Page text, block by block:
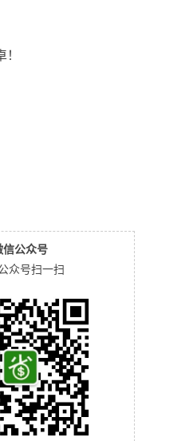
信公众号
众号扫一扫